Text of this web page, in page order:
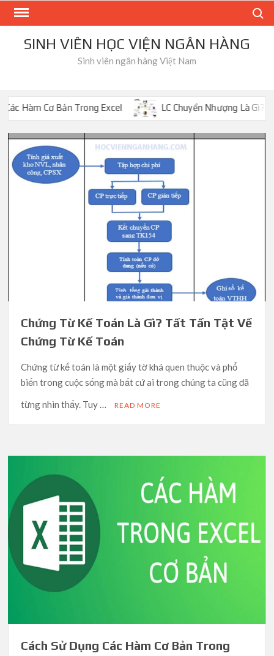
Skip
contentSINH VIÊN HỌC VIỆN NGÂN HÀNG
Sinh viên ngân hàng Việt Nam
LC Chuyển Nhượng Là Gì? So Sánh LC Chuyển
Chứng Từ Kế Toán Là Gì? Tất Tần Tật Về
Chứng Từ Kế Toán
Chứng từ kế toán là một giấy tờ khá quen thuộc và phổ
biến trong cuộc sống mà bất cứ ai trong chúng ta cũng đã
từng nhìn thấy. Tuy …
READ MORE
Cách Sử Dụng Các Hàm Cơ Bản Trong